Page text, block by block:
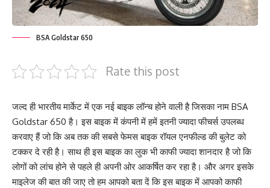
BSA Goldstar 650
Rate this post
जल्द ही भारतीय मार्केट में एक नई बाइक लॉन्च होने वाली है जिसका नाम BSA
Goldstar 650 है। इस बाइक में कंपनी में हमें इतनी ज्यादा फीचर्स उपलब्ध
करवाए हैं जो कि अब तक की सबसे फेमस बाइक रॉयल एनफील्ड की बुलेट को
टक्कर दे रही है। साथ ही इस बाइक का लुक भी काफी ज्यादा शानदार है जो कि
लोगों को लांच होने से पहले ही अपनी ओर आकर्षित कर रहा है। और अगर इसके
माइलेज की बात की जाए तो हम आपको बता दें कि इस बाइक में आपको काफी